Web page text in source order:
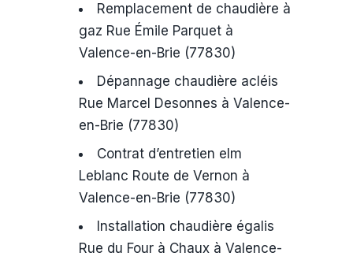
Remplacement de chaudière à
gaz Rue Émile Parquet à
Valence-en-Brie (77830)
Dépannage chaudière acléis
Rue Marcel Desonnes à Valence-
en-Brie (77830)
Contrat d’entretien elm
Leblanc Route de Vernon à
Valence-en-Brie (77830)
Installation chaudière égalis
Rue du Four à Chaux à Valence-